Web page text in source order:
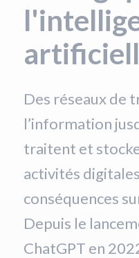
Des réseaux de
l’information
traitent et
activités
conséquences
Depuis le
ChatGPT en